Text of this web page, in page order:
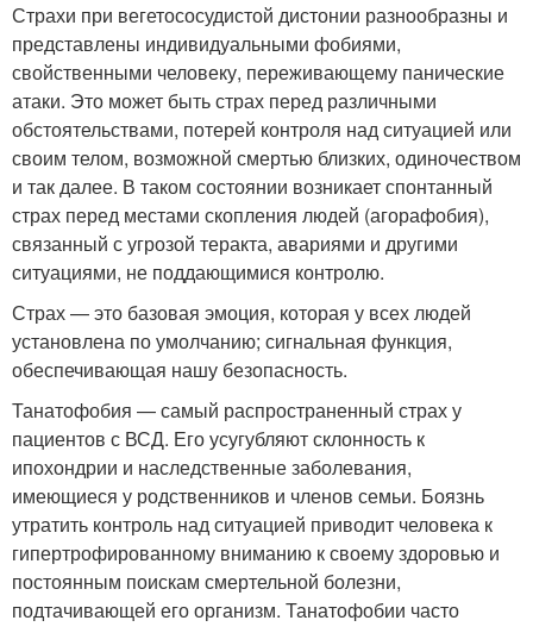
Страхи при вегетососудистой дистонии разнообразны и
представлены индивидуальными фобиями,
свойственными человеку, переживающему панические
атаки. Это может быть страх перед различными
обстоятельствами, потерей контроля над ситуацией или
своим телом, возможной смертью близких, одиночеством
и так далее. В таком состоянии возникает спонтанный
страх перед местами скопления людей (агорафобия),
связанный с угрозой теракта, авариями и другими
ситуациями, не поддающимися контролю.
Страх — это базовая эмоция, которая у всех людей
установлена по умолчанию; сигнальная функция,
обеспечивающая нашу безопасность.
Танатофобия — самый распространенный страх у
пациентов с ВСД. Его усугубляют склонность к
ипохондрии и наследственные заболевания,
имеющиеся у родственников и членов семьи. Боязнь
утратить контроль над ситуацией приводит человека к
гипертрофированному вниманию к своему здоровью и
постоянным поискам смертельной болезни,
подтачивающей его организм. Танатофобии часто